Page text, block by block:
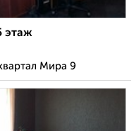
этаж
Мира 9